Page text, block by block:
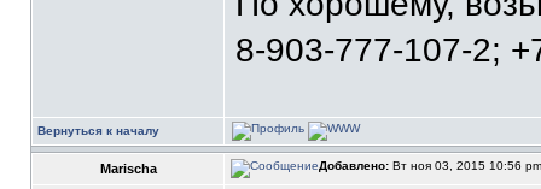
8-903-777-107-2;
Вернуться к началу
Marischa Добавлено: Вт ноя 03, 2015 10:56